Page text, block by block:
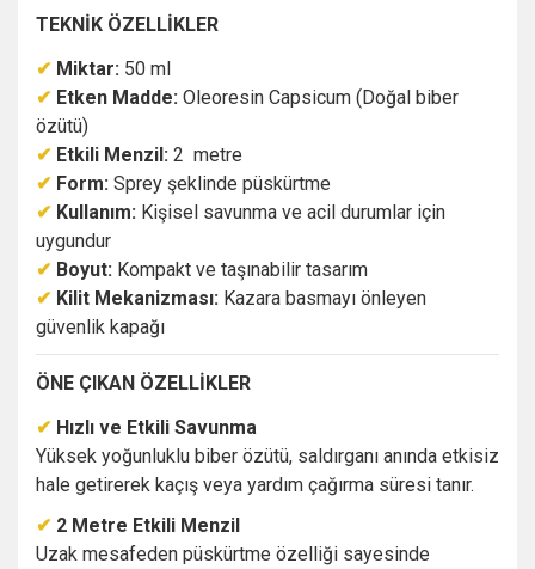
TEKNİK ÖZELLİKLER
✔ Miktar: 50 ml
✔ Etken Madde: Oleoresin Capsicum (Doğal biber
özütü)
✔ Etkili Menzil: 2 metre
✔ Form: Sprey şeklinde püskürtme
✔ Kullanım: Kişisel savunma ve acil durumlar için
uygundur
✔ Boyut: Kompakt ve taşınabilir tasarım
✔ Kilit Mekanizması: Kazara basmayı önleyen
güvenlik kapağı
ÖNE ÇIKAN ÖZELLİKLER
✔ Hızlı ve Etkili Savunma
Yüksek yoğunluklu biber özütü, saldırganı anında etkisiz
hale getirerek kaçış veya yardım çağırma süresi tanır.
✔ 2 Metre Etkili Menzil
Uzak mesafeden püskürtme özelliği sayesinde